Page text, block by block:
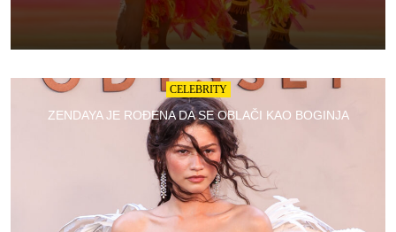
CELEBRITY
ZENDAYA JE ROĐENA DA SE OBLAČI KAO BOGINJA